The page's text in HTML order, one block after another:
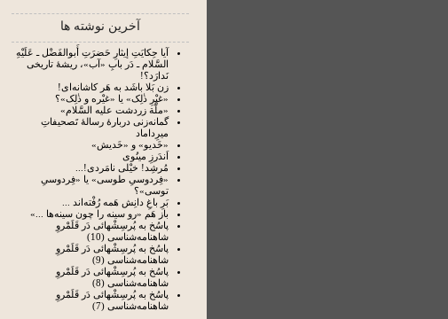
آخرین نوشته ها
آیا حِکایَتِ إیثارِ حَضرَتِ أَبوالفَضْل ـ عَلَیْهِ
السَّلام ـ دَر بابِ «آب»، ریشۀ تاریخی
نَدارَد؟!
زن بَلا باشَد به هَر کاشانه‌ای!
«غیْرِ ذٰلِک» یا «غیْره و ذٰلِک»؟
«ملَّة زردشت علیه السَّلام»
گمانه‌زنی دربارۀ رسالۀ تَصحیفاتِ
میرِداماد
«خَدیو» و «خَدیش»
اَندَرزِ مینُوی
مُرشِد! خیْلی نامَردی!...
«فِردوسیِ طوسی» یا «فِردوسیِ
توسی»؟
بَرِ باغِ دانِش هَمه رُفْته‌‏اند ...
باز هَم «رو سینه را چون سینه‌ها ...»
پاسُخ به پُرسِشْهائی دَر قَلَمْروِ
شاهنامه‌شناسی (10)
پاسُخ به پُرسِشْهائی دَر قَلَمْروِ
شاهنامه‌شناسی (9)
پاسُخ به پُرسِشْهائی دَر قَلَمْروِ
شاهنامه‌شناسی (8)
پاسُخ به پُرسِشْهائی دَر قَلَمْروِ
شاهنامه‌شناسی (7)